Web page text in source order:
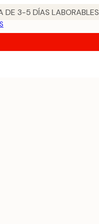
DE 3-5 DÍAS LABORABLES